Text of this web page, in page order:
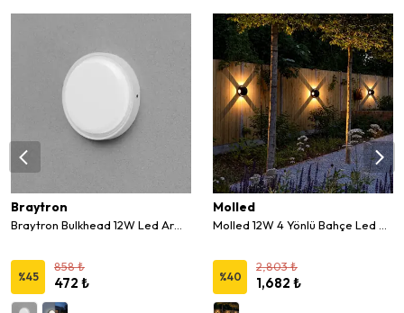
Braytron
%45
858 ₺
472 ₺
Molled
%40
2,803 ₺
1,682 ₺